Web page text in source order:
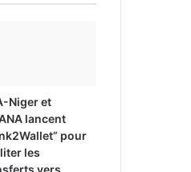
Niger et
lancent
pour
les